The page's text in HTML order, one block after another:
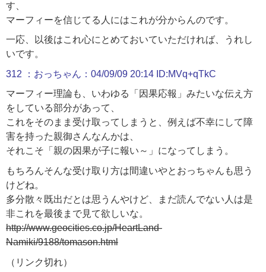
す、
マーフィーを信じてる人にはこれが分からんのです。
一応、以後はこれ心にとめておいていただければ、うれし
いです。
312 ：おっちゃん：04/09/09 20:14 ID:MVq+qTkC
マーフィー理論も、いわゆる「因果応報」みたいな伝え方
をしている部分があって、
これをそのまま受け取ってしまうと、例えば不幸にして障
害を持った親御さんなんかは、
それこそ「親の因果が子に報い～」になってしまう。
もちろんそんな受け取り方は間違いやとおっちゃんも思う
けどね。
多分散々既出だとは思うんやけど、まだ読んでない人は是
非これを最後まで見て欲しいな。
http://www.geocities.co.jp/HeartLand-
Namiki/9188/tomason.html
（リンク切れ）